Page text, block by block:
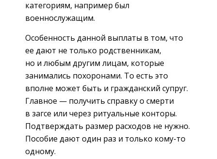
категориям, например был
военнослужащим.
Особенность данной выплаты в том, что
ее дают не только родственникам,
но и любым другим лицам, которые
занимались похоронами. То есть это
вполне может быть и гражданский супруг.
Главное — получить справку о смерти
в загсе или через ритуальные конторы.
Подтверждать размер расходов не нужно.
Пособие дают один раз и только кому-то
одному.